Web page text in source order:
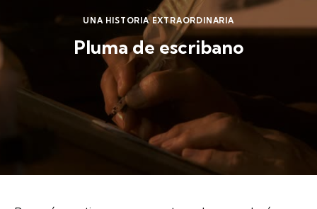
UNA HISTORIA EXTRAORDINARIA
Pluma de escribano